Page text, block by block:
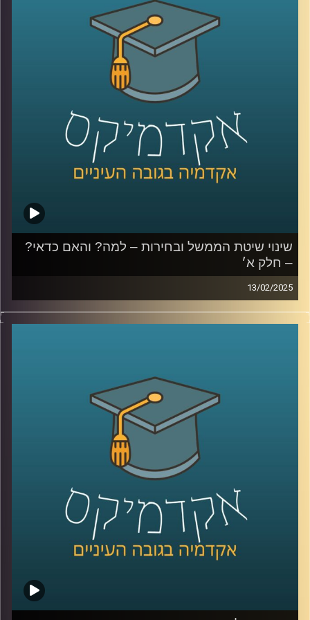
החדשה, אילו שינויים צריכים להיעשות ואפילו קצת על הרכבת
פרק נוסף עם ליאור אקרמן, ראש תחום החוסן הלאומי במכון
למדיניות ואסטרטגיה באוניברסיטת רייכמן, בכיר שב״כ לשעבר
ויו״ר מועצת העם החדשה.
קרדיט תמונות:AudioVersity
שינוי שיטת הממשל ובחירות – למה? והאם כדאי?
– חלק א׳
13/02/2025
השנה וחצי האחרונות הציפו המון בעיות במערכת השלטונית
שלנו, בין אם בתשתיות,בריאות, רווחה ביטחון ובעצם בכלל
על כך שעל אף שתקציב החינוך הישראלי ואחוז בעלי ההשכלה
הגבוהה הוא מהגבוהים באירופה.
הצפיפות בכיתות היא מהגבוהות בעולם, הישגי התלמידים ושכר
המורים הם מהנמוכים בעולם המערבי.
בנוסף, מדינת ישראל בת ה-76 סובלת מחוסר יציבות שלטונית,
זוהי ממשלתינו ה-37, כלומר תחלופה של בערך כל שנתיים.
אז מה עושים? יש כאלו שסוברים שחייבים לשנות את השיטה,
שיטת הבחירות והשלטון.